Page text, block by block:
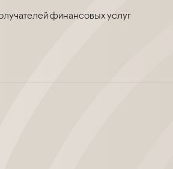
финансовых услуг